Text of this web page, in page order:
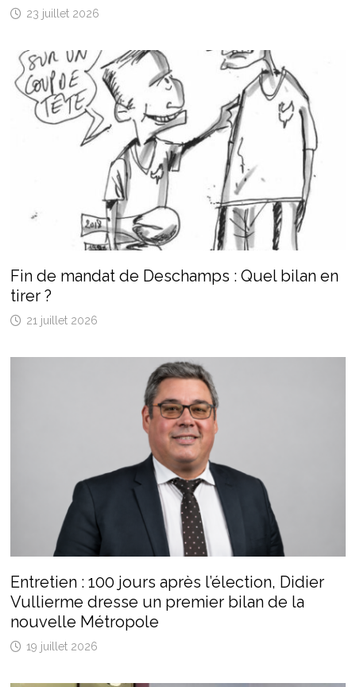
23 juillet 2026
Fin de mandat de Deschamps : Quel bilan en
tirer ?
21 juillet 2026
Entretien : 100 jours après l’élection, Didier
Vullierme dresse un premier bilan de la
nouvelle Métropole
19 juillet 2026